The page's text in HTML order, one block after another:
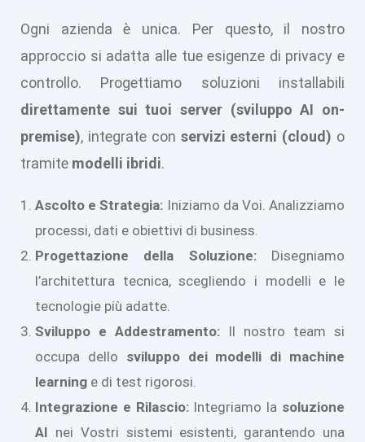
Ogni azienda è unica. Per questo, il nostro
approccio si adatta alle tue esigenze di privacy e
controllo. Progettiamo soluzioni installabili
direttamente sui tuoi server (sviluppo AI on-
premise), integrate con servizi esterni (cloud) o
tramite modelli ibridi.
Ascolto e Strategia: Iniziamo da Voi. Analizziamo
processi, dati e obiettivi di business.
Progettazione della Soluzione:Disegniamo
l’architettura tecnica, scegliendo i modelli e le
tecnologie più adatte.
Sviluppo e Addestramento: Il nostro team si
occupa dello sviluppo dei modelli di machine
learning e di test rigorosi.
Integrazione e Rilascio:Integriamo la soluzione
AI nei Vostri sistemi esistenti, garantendo una